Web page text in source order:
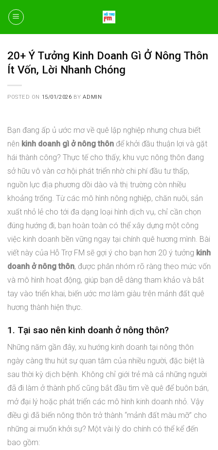
content
20+ Ý Tưởng Kinh Doanh Gì Ở Nông Thôn
Ít Vốn, Lời Nhanh Chóng
POSTED ON 15/01/2026 BYADMIN
Bạn đang ấp ủ ước mơ về quê lập nghiệp nhưng chưa biết
nên kinh doanh gì ở nông thôn để khởi đầu thuận lợi và gặt
hái thành công? Thực tế cho thấy, khu vực nông thôn đang
sở hữu vô vàn cơ hội phát triển nhờ chi phí đầu tư thấp,
nguồn lực địa phương dồi dào và thị trường còn nhiều
khoảng trống. Từ các mô hình nông nghiệp, chăn nuôi, sản
xuất nhỏ lẻ cho tới đa dạng loại hình dịch vụ, chỉ cần chọn
đúng hướng đi, bạn hoàn toàn có thể xây dựng một công
việc kinh doanh bền vững ngay tại chính quê hương mình. Bài
viết này của Hỗ Trợ FM sẽ gợi ý cho bạn hơn 20 ý tưởng kinh
doanh ở nông thôn, được phân nhóm rõ ràng theo mức vốn
và mô hình hoạt động, giúp bạn dễ dàng tham khảo và bắt
tay vào triển khai, biến ước mơ làm giàu trên mảnh đất quê
hương thành hiện thực.
1. Tại sao nên kinh doanh ở nông thôn?
Những năm gần đây, xu hướng kinh doanh tại nông thôn
ngày càng thu hút sự quan tâm của nhiều người, đặc biệt là
sau thời kỳ dịch bệnh. Không chỉ giới trẻ mà cả những người
đã đi làm ở thành phố cũng bắt đầu tìm về quê để buôn bán,
mở đại lý hoặc phát triển các mô hình kinh doanh nhỏ. Vậy
điều gì đã biến nông thôn trở thành “mảnh đất màu mỡ” cho
những ai muốn khởi sự? Một vài lý do chính có thể kể đến
bao gồm: